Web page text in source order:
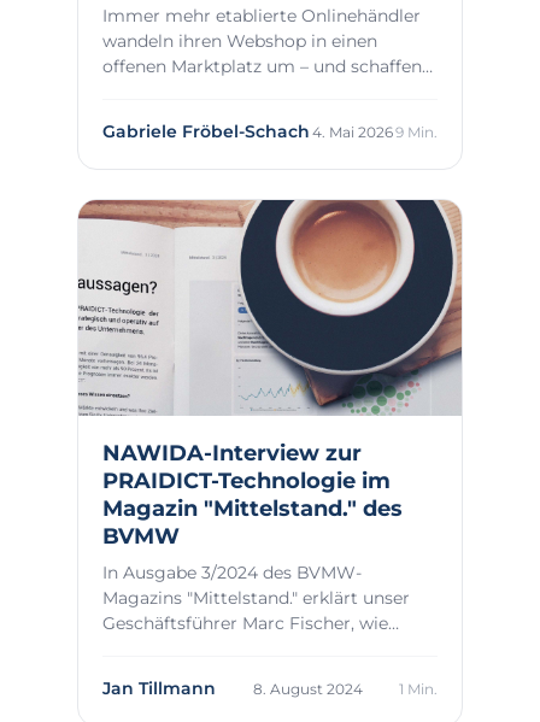
Immer mehr etablierte Onlinehändler
wandeln ihren Webshop in einen
offenen Marktplatz um – und schaffen
Gabriele Fröbel-Schach 4. Mai 20269 Min.
NAWIDA-Interview zur
PRAIDICT-Technologie im
Magazin "Mittelstand." des
BVMW
In Ausgabe 3/2024 des BVMW-
Magazins "Mittelstand." erklärt unser
Geschäftsführer Marc Fischer, wie
Jan Tillmann
8. August 2024 1 Min.